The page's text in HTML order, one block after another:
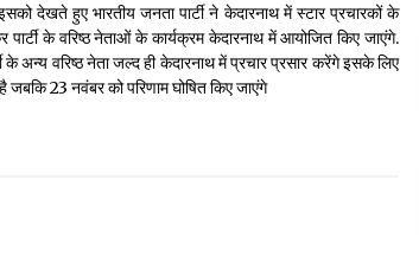
Thought Of The Day 10 May
May 10, 2022
देखते हुए भारतीय जनता पार्टी ने केदारनाथ में स्टार प्रचारकों के
के वरिष्ठ नेताओं के कार्यक्रम केदारनाथ में आयोजित किए जाएंगे.
अन्य वरिष्ठ नेता जल्द ही केदारनाथ में प्रचार प्रसार करेंगे इसके लिए
जबकि 23 नवंबर को परिणाम घोषित किए जाएंगे